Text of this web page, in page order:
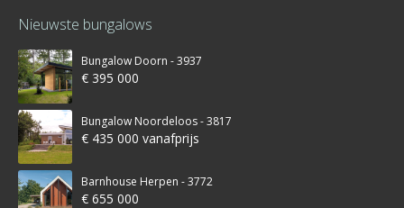
Nieuwste bungalows
Bungalow Doorn - 3937
€ 395 000
Bungalow Noordeloos - 3817
€ 435 000 vanafprijs
Barnhouse Herpen - 3772
€ 655 000